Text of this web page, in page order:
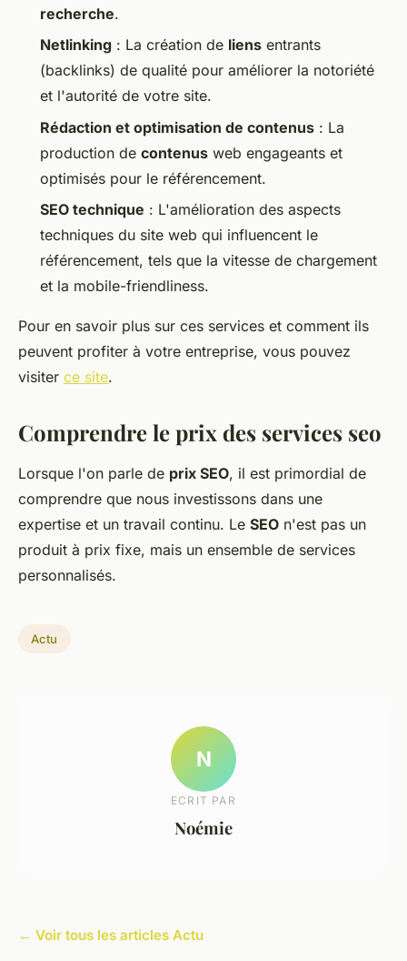
recherche.
Netlinking : La création de liens entrants
(backlinks) de qualité pour améliorer la notoriété
et l'autorité de votre site.
Rédaction et optimisation de contenus : La
production de contenus web engageants et
optimisés pour le référencement.
SEO technique : L'amélioration des aspects
techniques du site web qui influencent le
référencement, tels que la vitesse de chargement
et la mobile-friendliness.
Pour en savoir plus sur ces services et comment ils
peuvent profiter à votre entreprise, vous pouvez
visiter ce site.
Comprendre le prix des services seo
Lorsque l'on parle de prix SEO, il est primordial de
comprendre que nous investissons dans une
expertise et un travail continu. Le SEO n'est pas un
produit à prix fixe, mais un ensemble de services
personnalisés.
Actu
N
ECRIT PAR
Noémie
← Voir tous les articles Actu